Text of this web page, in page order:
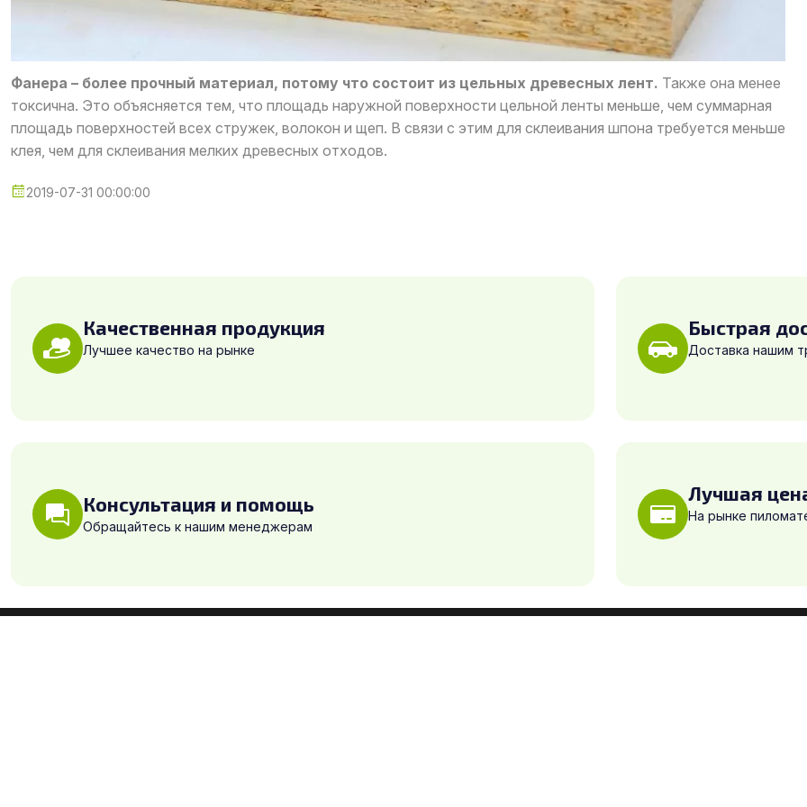
Фанера – более прочный материал, потому что состоит из цельных древесных лент. Также она менее
токсична. Это объясняется тем, что площадь наружной поверхности цельной ленты меньше, чем суммарная
площадь поверхностей всех стружек, волокон и щеп. В связи с этим для склеивания шпона требуется меньше
клея, чем для склеивания мелких древесных отходов.
2019-07-31 00:00:00
Качественная продукция
Лучшее качество на рынке
Быстрая
Доставка нашим
Консультация и помощь
Обращайтесь к нашим менеджерам
Лучшая
На рынке